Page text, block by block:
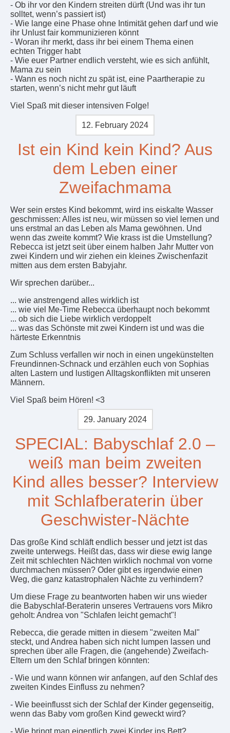
- Ob ihr vor den Kindern streiten dürft (Und was ihr tun
solltet, wenn’s passiert ist)
- Wie lange eine Phase ohne Intimität gehen darf und wie
ihr Unlust fair kommunizieren könnt
- Woran ihr merkt, dass ihr bei einem Thema einen
echten Trigger habt
- Wie euer Partner endlich versteht, wie es sich anfühlt,
Mama zu sein
- Wann es noch nicht zu spät ist, eine Paartherapie zu
starten, wenn’s nicht mehr gut läuft
Viel Spaß mit dieser intensiven Folge!
12. February 2024
Ist ein Kind kein Kind? Aus
dem Leben einer
Zweifachmama
Wer sein erstes Kind bekommt, wird ins eiskalte Wasser
geschmissen: Alles ist neu, wir müssen so viel lernen und
uns erstmal an das Leben als Mama gewöhnen. Und
wenn das zweite kommt? Wie krass ist die Umstellung?
Rebecca ist jetzt seit über einem halben Jahr Mutter von
zwei Kindern und wir ziehen ein kleines Zwischenfazit
mitten aus dem ersten Babyjahr.
Wir sprechen darüber...
... wie anstrengend alles wirklich ist
... wie viel Me-Time Rebecca überhaupt noch bekommt
... ob sich die Liebe wirklich verdoppelt
... was das Schönste mit zwei Kindern ist und was die
härteste Erkenntnis
Zum Schluss verfallen wir noch in einen ungekünstelten
Freundinnen-Schnack und erzählen euch von Sophias
alten Lastern und lustigen Alltagskonflikten mit unseren
Männern.
Viel Spaß beim Hören! <3
29. January 2024
SPECIAL: Babyschlaf 2.0 –
weiß man beim zweiten
Kind alles besser? Interview
mit Schlafberaterin über
Geschwister-Nächte
Das große Kind schläft endlich besser und jetzt ist das
zweite unterwegs. Heißt das, dass wir diese ewig lange
Zeit mit schlechten Nächten wirklich nochmal von vorne
durchmachen müssen? Oder gibt es irgendwie einen
Weg, die ganz katastrophalen Nächte zu verhindern?
Um diese Frage zu beantworten haben wir uns wieder
die Babyschlaf-Beraterin unseres Vertrauens vors Mikro
geholt: Andrea von "Schlafen leicht gemacht"!
Rebecca, die gerade mitten in diesem "zweiten Mal"
steckt, und Andrea haben sich nicht lumpen lassen und
sprechen über alle Fragen, die (angehende) Zweifach-
Eltern um den Schlaf bringen könnten:
- Wie und wann können wir anfangen, auf den Schlaf des
zweiten Kindes Einfluss zu nehmen?
- Wie beeinflusst sich der Schlaf der Kinder gegenseitig,
wenn das Baby vom großen Kind geweckt wird?